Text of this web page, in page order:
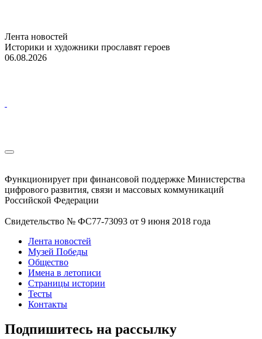
Лента новостей
Историки и художники прославят героев
06.08.2026
Функционирует при финансовой поддержке Министерства
цифрового развития, связи и массовых коммуникаций
Российской Федерации
Свидетельство № ФС77-73093 от 9 июня 2018 года
Лента новостей
Музей Победы
Общество
Имена в летописи
Страницы истории
Тесты
Контакты
Подпишитесь на рассылку